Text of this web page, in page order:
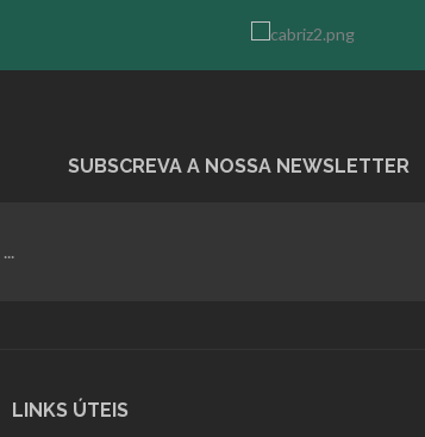
SUBSCREVA A NOSSA NEWSLETTER
LINKS ÚTEIS